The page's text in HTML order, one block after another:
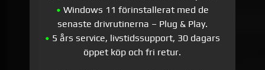
• Windows 11 förinstallerat med de
senaste drivrutinerna – Plug & Play.
• 5 års service, livstidssupport, 30 dagars
öppet köp och fri retur.